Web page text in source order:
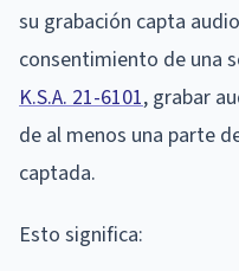
su grabación capta
consentimiento de una
K.S.A. 21-6101, grabar
de al menos una parte
captada.
Esto significa: